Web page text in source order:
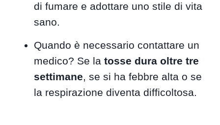
di fumare e adottare uno stile di vita
sano.
Quando è necessario contattare un
medico? Se latosse dura oltre tre
settimane, se si ha febbre alta o se
la respirazione diventa difficoltosa.